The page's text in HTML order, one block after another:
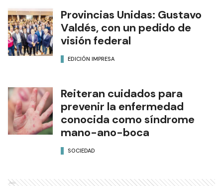
Provincias Unidas: Gustavo
Valdés, con un pedido de
visión federal
EDICIÓN IMPRESA
Reiteran cuidados para
prevenir la enfermedad
conocida como síndrome
mano-ano-boca
SOCIEDAD
Ads